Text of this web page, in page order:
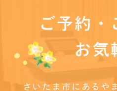
ご予約・
お気
さいたま市にあるや